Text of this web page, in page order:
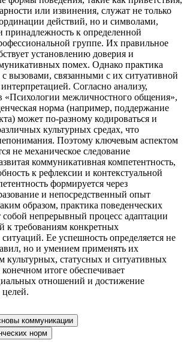
или извинения, служат не только
действий, но и символами,
к определенной
группе. Их правильное
установлению доверия и
помех. Однако практика
с вызовами, связанными с их ситуативной
Согласно анализу,
«Психологии межличностного общения»,
норма (например, поддержание
может по-разному кодироваться и
культурных средах, что
Поэтому ключевым аспектом
не механическое следование
коммуникативная компетентность,
к рефлексии и контекстуальной
формируется через
и непосредственный опыт
образом, практика поведенческих
собой непрерывный процесс адаптации
к требованиям конкретных
Ее успешность определяется не
но и умением применять их
культурных, статусных и ситуативных
итоге обеспечивает
отношений и достижение
коммуникации
норм